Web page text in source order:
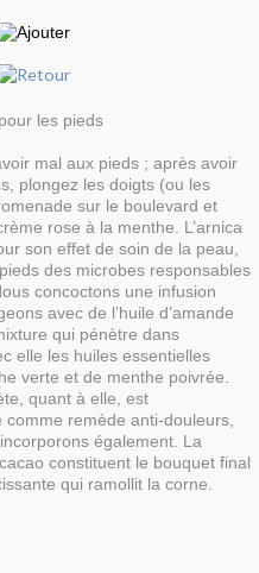
les pieds
mal aux pieds ; après avoir
plongez les doigts (ou les
sur le boulevard et
rose à la menthe. L’arnica
son effet de soin de la peau,
des microbes responsables
concoctons une infusion
avec de l’huile d’amande
qui pénètre dans
elle les huiles essentielles
verte et de menthe poivrée.
quant à elle, est
remède anti-douleurs,
également. La
constituent le bouquet final
qui ramollit la corne.